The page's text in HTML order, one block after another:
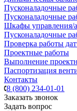
Пусконаладочные
Пусконаладочные
Шкафы управления/
Пусконаладочные
Проверка работы
Проектные работы
Выполнение
Паспортизация
Контакты
8 (800) 234-01-01
Заказать звонок
Задать вопрос